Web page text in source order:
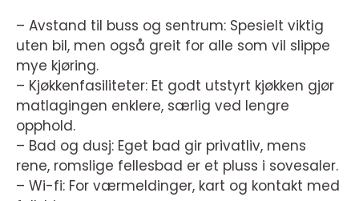
– Avstand til buss og sentrum: Spesielt viktig
uten bil, men også greit for alle som vil slippe
mye kjøring.
– Kjøkkenfasiliteter: Et godt utstyrt kjøkken gjør
matlagingen enklere, særlig ved lengre
opphold.
– Bad og dusj: Eget bad gir privatliv, mens
rene, romslige fellesbad er et pluss i sovesaler.
– Wi-fi: For værmeldinger, kart og kontakt med